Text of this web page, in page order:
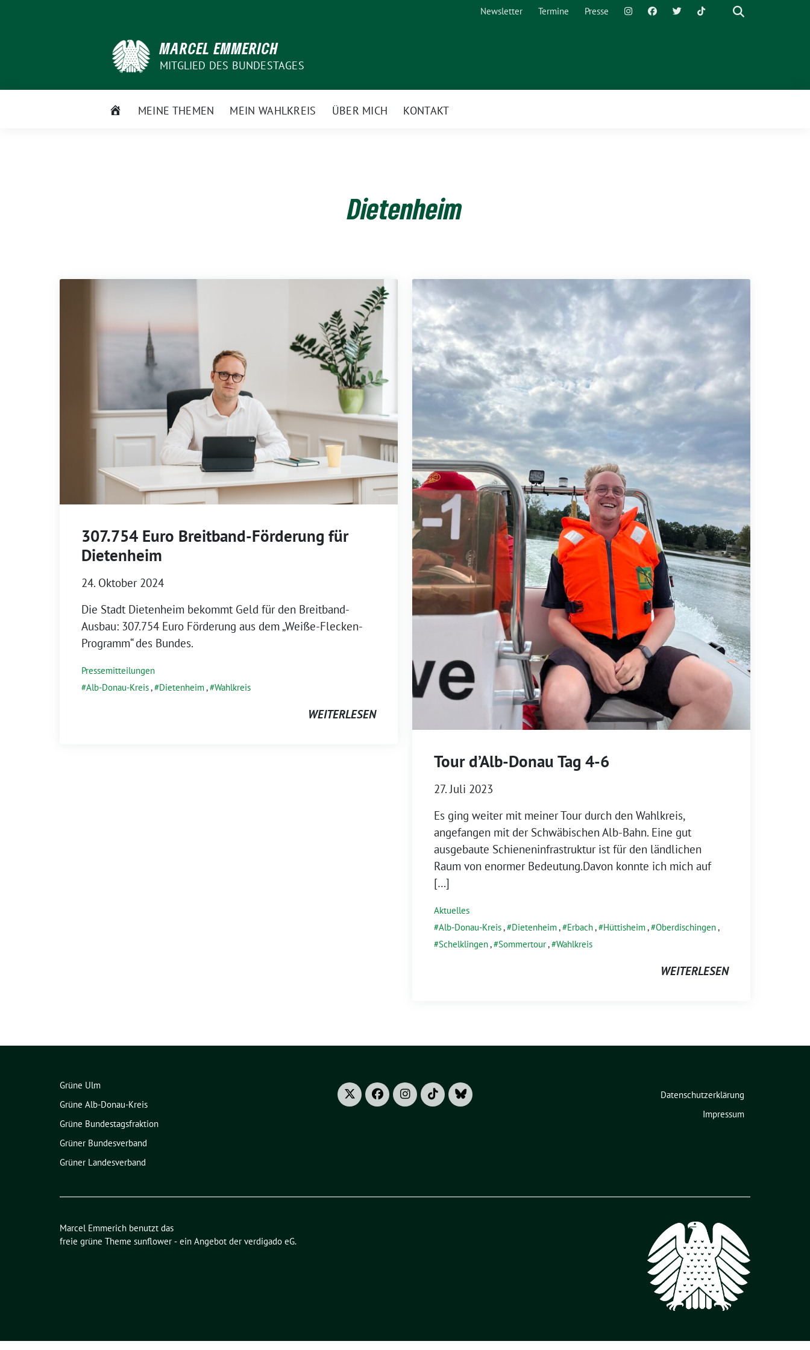
Newsletter Termine Presse
MARCEL EMMERICH
MITGLIED DES BUNDESTAGES
STARTSEITE
MEINE THEMEN MEIN WAHLKREIS ÜBER MICH KONTAKT
Dietenheim
307.754 Euro Breitband-Förderung für
Dietenheim
24. Oktober 2024
Die Stadt Dietenheim bekommt Geld für den Breitband-
Ausbau: 307.754 Euro Förderung aus dem „Weiße-Flecken-
Programm“ des Bundes.
Pressemitteilungen
Alb-Donau-Kreis, Dietenheim, Wahlkreis
WEITERLESEN
Tour d’Alb-Donau Tag 4-6
27. Juli 2023
Es ging weiter mit meiner Tour durch den Wahlkreis,
angefangen mit der Schwäbischen Alb-Bahn. Eine gut
ausgebaute Schieneninfrastruktur ist für den ländlichen
Raum von enormer Bedeutung.Davon konnte ich mich auf
[…]
Aktuelles
Alb-Donau-Kreis, Dietenheim, Erbach, Hüttisheim, Oberdischingen,
Schelklingen, Sommertour, Wahlkreis
WEITERLESEN
Grüne Ulm
Grüne Alb-Donau-Kreis
Grüne Bundestagsfraktion
Grüner Bundesverband
Grüner Landesverband
Datenschutzerklärung
Impressum
Marcel Emmerich benutzt das
freie grüne Theme sunflower ‐ ein Angebot der verdigado eG.